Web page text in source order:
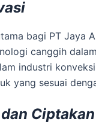
bagi PT Jaya
canggih
industri
yang sesuai